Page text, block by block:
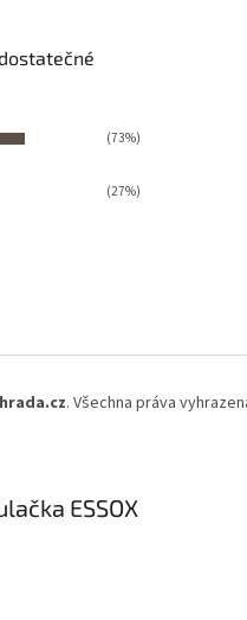
(73%)
(27%)
. Všechna práva
ESSOX